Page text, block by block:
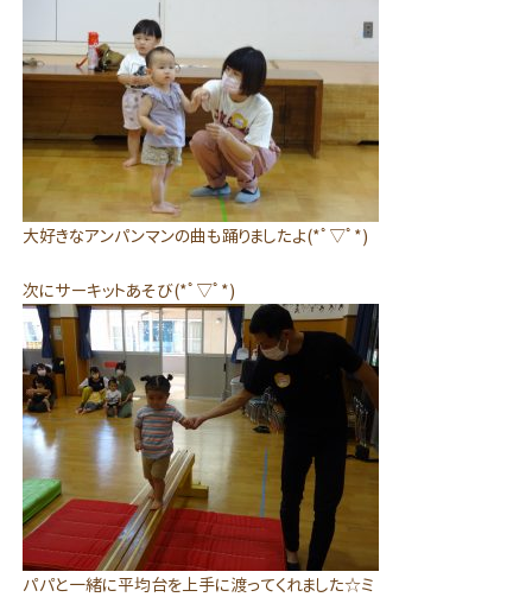
大好きなアンパンマンの曲も踊りましたよ(*ﾟ▽ﾟ*)
次にサーキットあそび(*ﾟ▽ﾟ*)
パパと一緒に平均台を上手に渡ってくれました☆ミ